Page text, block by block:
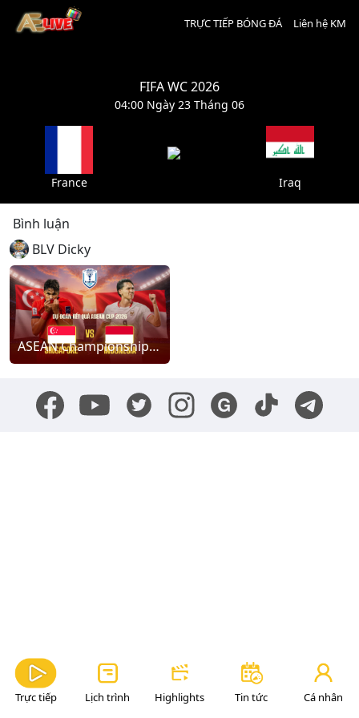
TRỰC TIẾP BÓNG ĐÁ Liên hệ KM
FIFA WC 2026
04:00 Ngày 23 Tháng 06
France Iraq
Bình luận
BLV Dicky
ASEAN Championship: Singapore – Indonesia (20:00 - 07/08/2026)
Trực tiếp Lịch trình Highlights Tin tức Cá nhân